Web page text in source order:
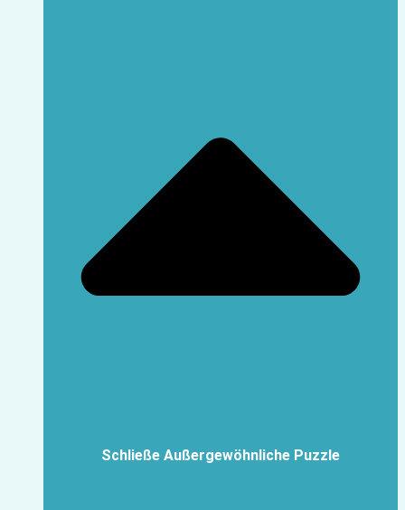
Schließe Außergewöhnliche Puzzle